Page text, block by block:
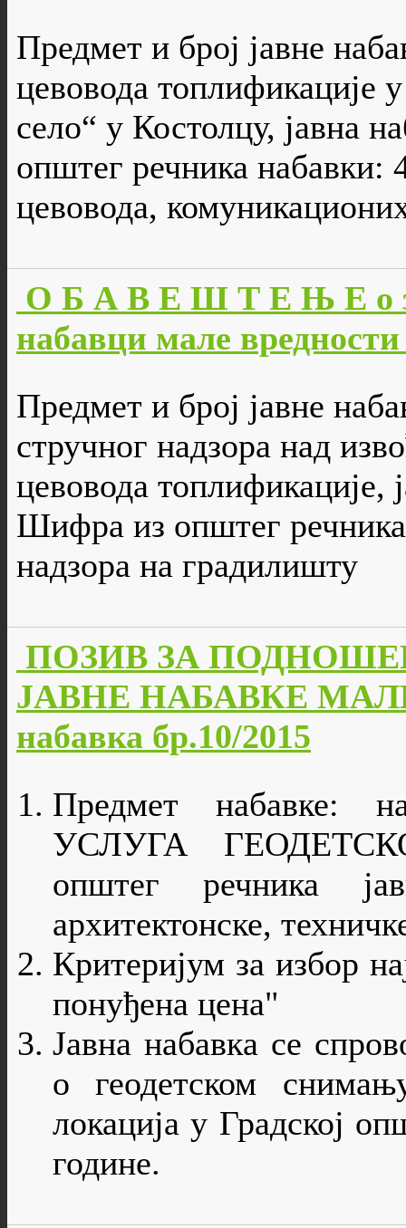
Предмет и број јавне
цевовода топлификације
село“ у Костолцу, јавна
општег речника набавки:
цевовода,
О Б А В Е Ш Т Е Њ Е о
набавци мале вредности
Предмет и број јавне
стручног надзора над
цевовода топлификације,
Шифра из општег
надзора на градилишту
ПОЗИВ ЗА
ЈАВНЕ НАБАВКЕ
набавка бр.10/2015
Предмет набавке:
УСЛУГА
општег речника
архитектонске,
Критеријум за избор
понуђена цена"
Jавнa набавкa се
о геодетском
локација у Градској
године.